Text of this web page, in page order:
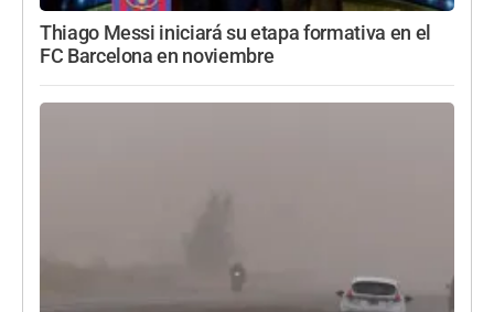
Thiago Messi iniciará su etapa formativa en el
FC Barcelona en noviembre